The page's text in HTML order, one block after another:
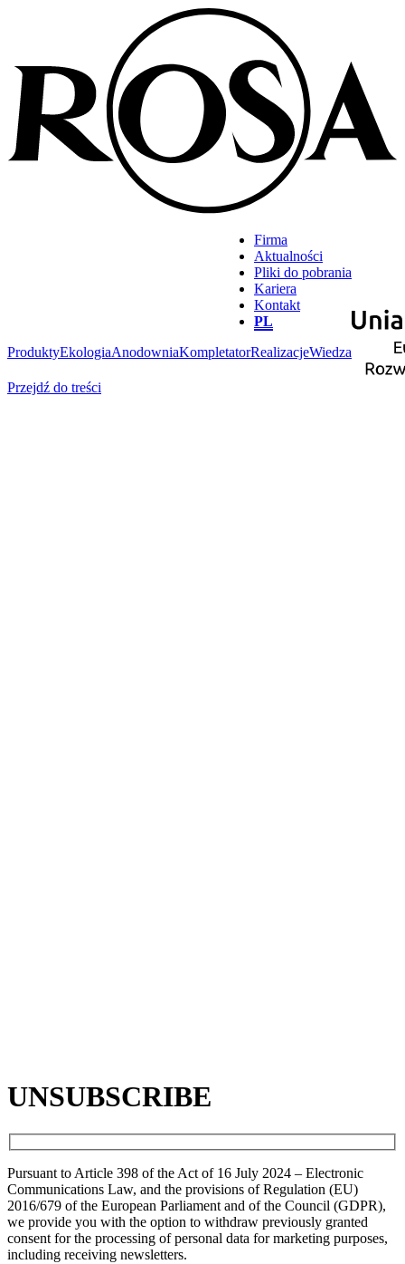
Firma
Aktualności
Pliki do pobrania
Kariera
Kontakt
PL
ProduktyEkologiaAnodowniaKompletatorRealizacjeWiedza
Przejdź do treści
UNSUBSCRIBE
Pursuant to Article 398 of the Act of 16 July 2024 – Electronic
Communications Law, and the provisions of Regulation (EU)
2016/679 of the European Parliament and of the Council (GDPR),
we provide you with the option to withdraw previously granted
consent for the processing of personal data for marketing purposes,
including receiving newsletters.